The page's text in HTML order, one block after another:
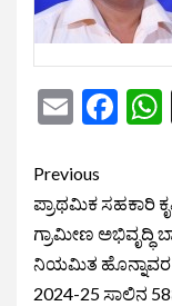
Email
Previous
ಪ್ರಾಥಮಿಕ ಸಹಕಾರಿ
ಗ್ರಾಮೀಣ ಅಭಿವೃದ್ಧಿ
ನಿಯಮಿತ
2024-25 ಸಾಲಿನ